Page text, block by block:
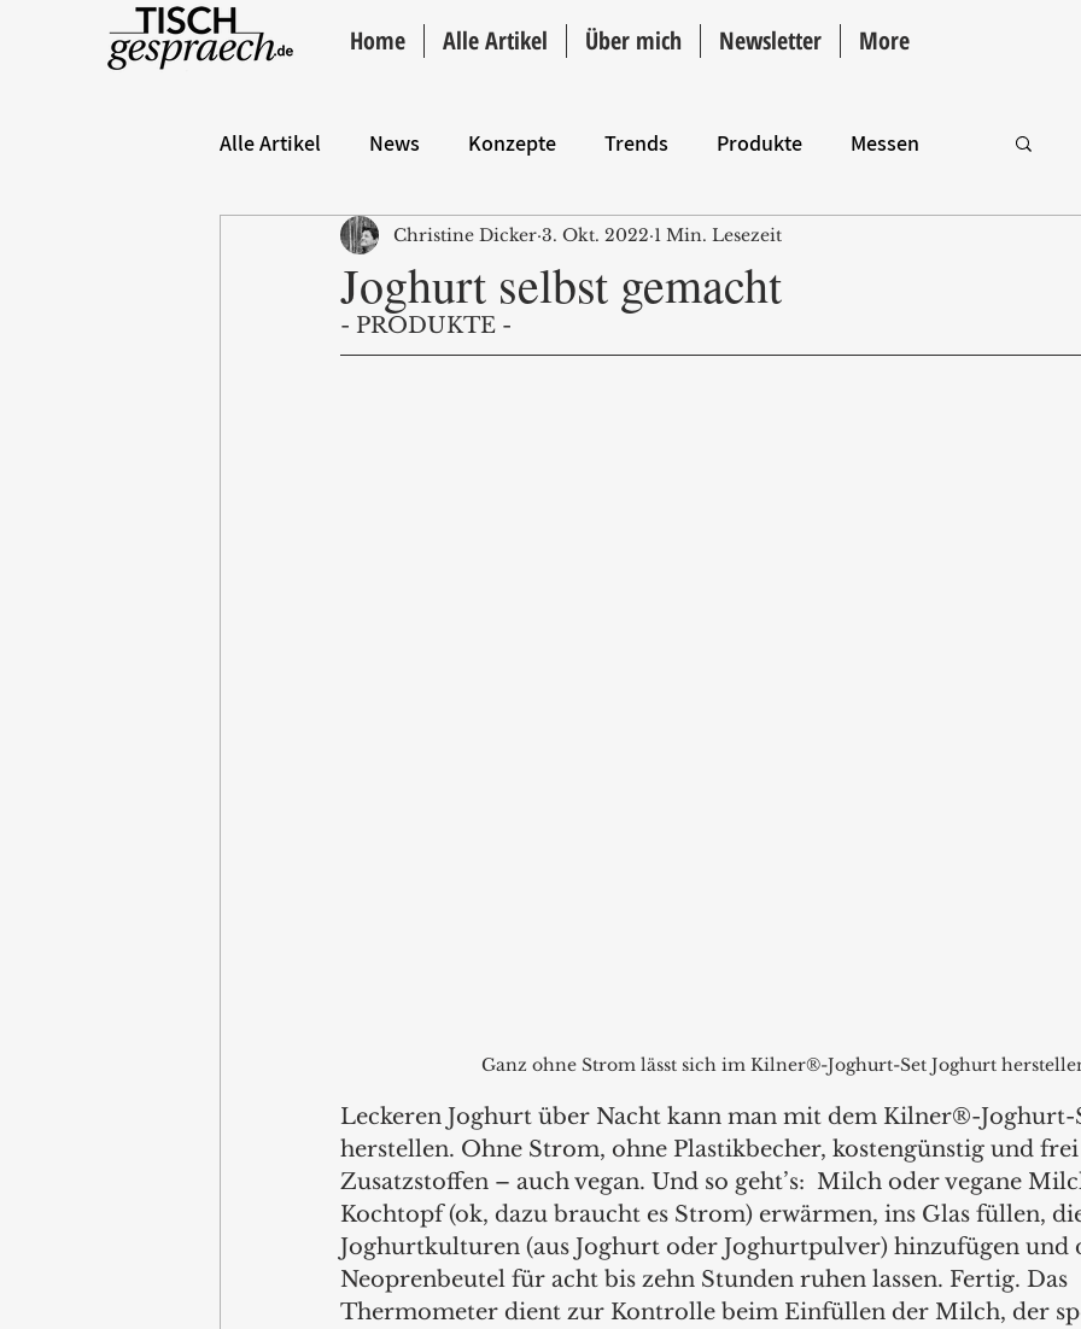
Home Alle Artikel Über mich Newsletter More
Alle Artikel News Konzepte Trends Produkte Messen
Hintergrund ANZEIGE Intro
Joghurt selbst gemacht
Christine Dicker 3. Okt. 2022 1 Min. Lesezeit
- PRODUKTE -
Ganz ohne Strom lässt sich im Kilner®-Joghurt-Set Joghurt
Leckeren Joghurt über Nacht kann man mit dem Kilner®-
herstellen. Ohne Strom, ohne Plastikbecher, kostengünstig und
Zusatzstoffen – auch vegan. Und so geht’s:  Milch oder vegane
Kochtopf (ok, dazu braucht es Strom) erwärmen, ins Glas füllen,
Joghurtkulturen (aus Joghurt oder Joghurtpulver) hinzufügen und
Neoprenbeutel für acht bis zehn Stunden ruhen lassen. Fertig. Das
Thermometer dient zur Kontrolle beim Einfüllen der Milch, der